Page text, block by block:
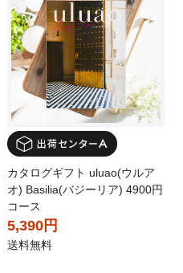
カタログギフト uluao(ウルア
オ) Basilia(バジーリア) 4900円
コース
5,390円
送料無料